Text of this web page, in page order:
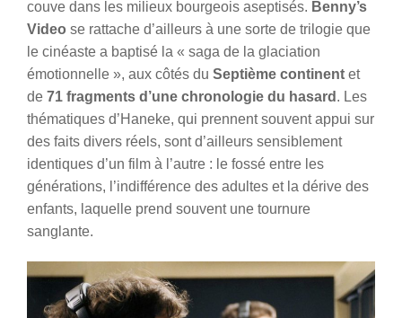
couve dans les milieux bourgeois aseptisés. Benny’s
Video se rattache d’ailleurs à une sorte de trilogie que
le cinéaste a baptisé la « saga de la glaciation
émotionnelle », aux côtés du Septième continent et
de 71 fragments d’une chronologie du hasard . Les
thématiques d’Haneke, qui prennent souvent appui sur
des faits divers réels, sont d’ailleurs sensiblement
identiques d’un film à l’autre : le fossé entre les
générations, l’indifférence des adultes et la dérive des
enfants, laquelle prend souvent une tournure
sanglante.